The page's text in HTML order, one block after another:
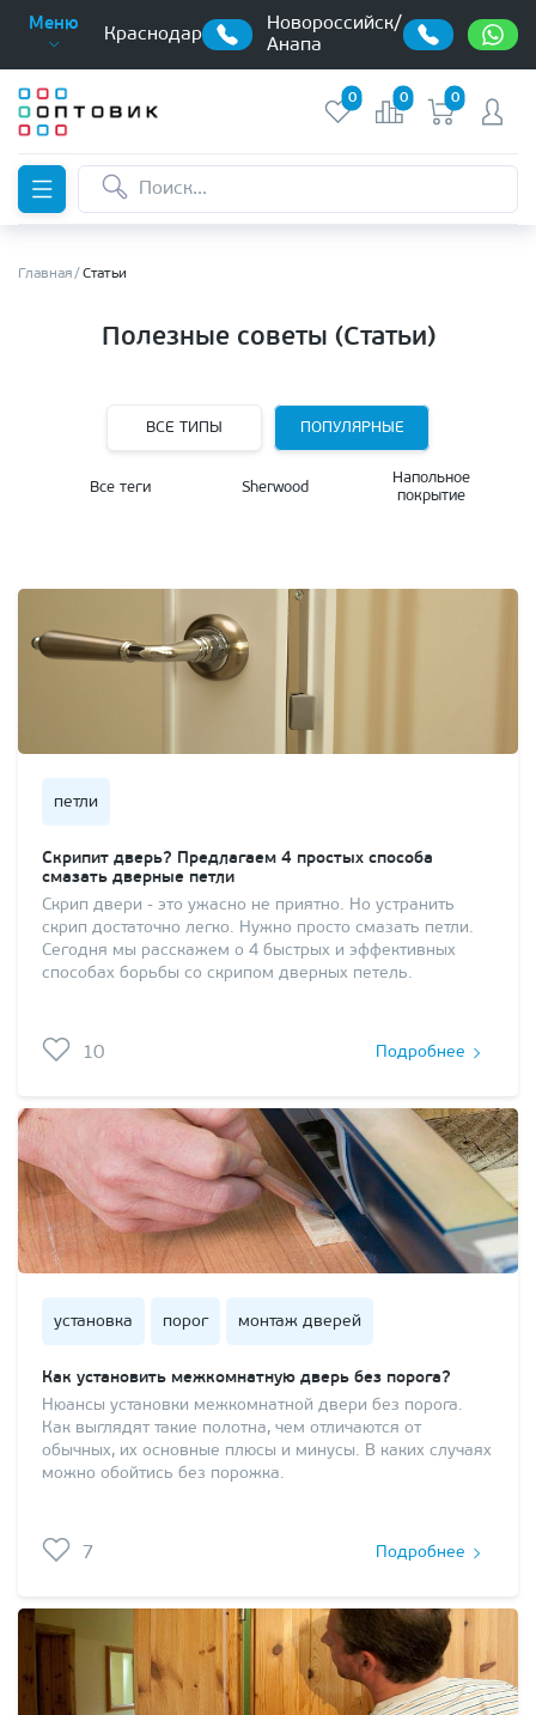
Меню
Краснодар
Новороссийск/
Анапа
0 0 0
Главная Статьи
Полезные советы (Статьи)
ВСЕ ТИПЫ ПОПУЛЯРНЫЕ
Все теги Sherwood
Напольное
покрытие
петли
Скрипит дверь? Предлагаем 4 простых способа
смазать дверные петли
Скрип двери - это ужасно не приятно. Но устранить
скрип достаточно легко. Нужно просто смазать петли.
Сегодня мы расскажем о 4 быстрых и эффективных
способах борьбы со скрипом дверных петель.
10 Подробнее
установка порог монтаж дверей
Как установить межкомнатную дверь без порога?
Нюансы установки межкомнатной двери без порога.
Как выглядят такие полотна, чем отличаются от
обычных, их основные плюсы и минусы. В каких случаях
можно обойтись без порожка.
7 Подробнее